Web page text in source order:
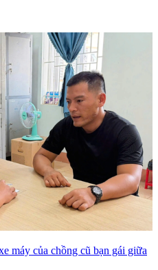
máy của chồng cũ bạn gái giữa